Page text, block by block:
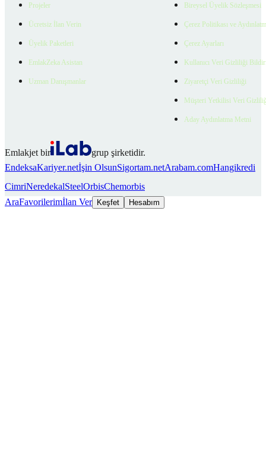
Projeler
Ücretsiz İlan Verin
Üyelik Paketleri
EmlakZeka Asistan
Uzman Danışmanlar
Bireysel Üyelik Sözleşmesi
Çerez Politikası ve
Çerez Ayarları
Kullanıcı Veri Gizliliği
Ziyaretçi Veri Gizliliği
Müşteri Yetkilisi Veri
Aday Aydınlatma Metni
Emlakjet bir
grup şirketidir.
EndeksaKariyer.netİşin OlsunSigortam.netArabam.comHangikredi
CimriNeredekalSteelOrbisChemorbis
AraFavorilerimİlan Ver Keşfet Hesabım